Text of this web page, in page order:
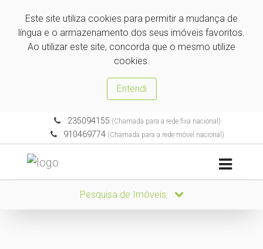
Este site utiliza cookies para permitir a mudança de
língua e o armazenamento dos seus imóveis favoritos.
Ao utilizar este site, concorda que o mesmo utilize
cookies.
Entendi
235094155 (Chamada para a rede fixa nacional)
910469774 (Chamada para a rede móvel nacional)
Pesquisa de Imóveis